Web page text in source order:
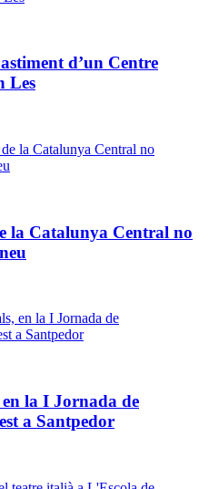
d’un Centre
Les
la Catalunya Central no
en la I Jornada de
a Santpedor